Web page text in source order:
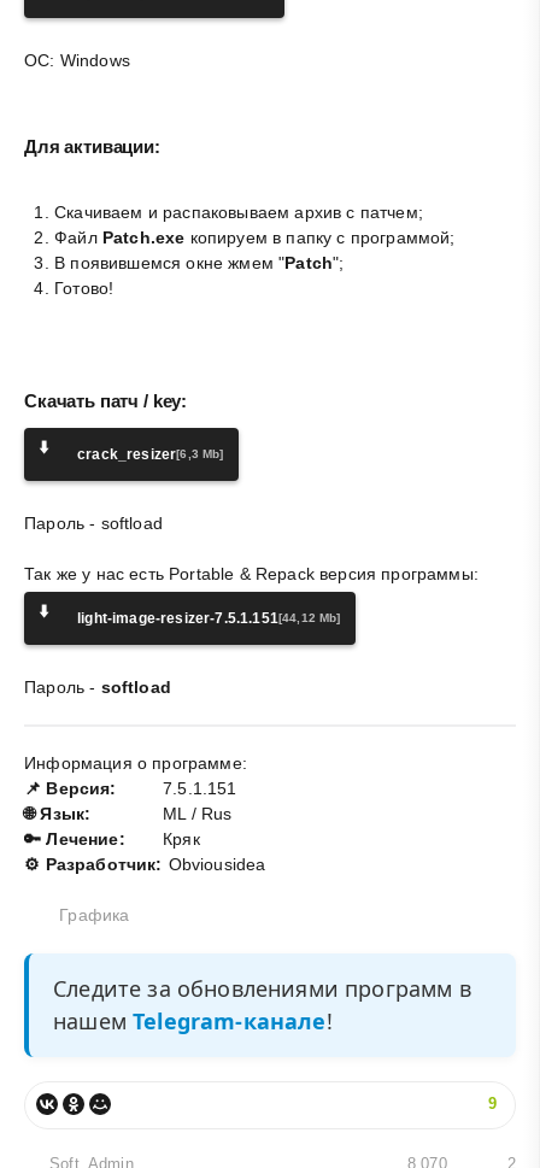
ОС: Windows
Для активации:
Скачиваем и распаковываем архив с патчем;
Файл Patch.exe копируем в папку с программой;
В появившемся окне жмем "Patch";
Готово!
Скачать патч / key:
⬇️ crack_resizer[6,3 Mb]
Пароль - softload
Так же у нас есть Portable & Repack версия программы:
⬇️
light-image-resizer-7.5.1.151[44,12 Mb]
Пароль - softload
Информация о программе:
📌 Версия:
7.5.1.151
🌐 Язык:
ML / Rus
🔑 Лечение:
Кряк
⚙️ Разработчик: Obviousidea
Графика
Следите за обновлениями программ в
нашемTelegram-канале!
9
Soft_Admin 2
8 070